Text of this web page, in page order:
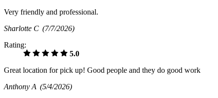
Very friendly and professional.
Sharlotte C (7/7/2026)
Rating:
5.0
Great location for pick up! Good people and they do good work
Anthony A (5/4/2026)